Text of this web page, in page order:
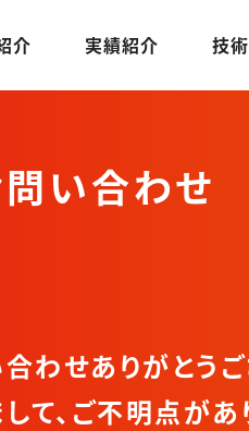
介 実績紹介 技
い合わせ
わせありがとうご
て、ご不明点があ